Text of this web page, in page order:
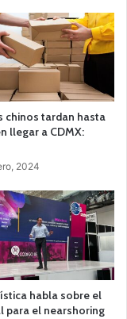
chinos tardan hasta
llegar a CDMX:
2024
habla sobre el
para el nearshoring